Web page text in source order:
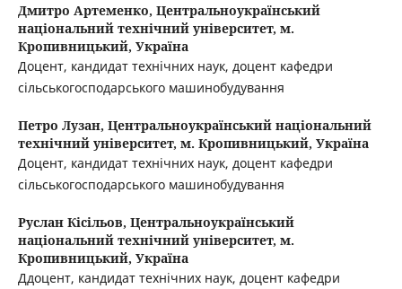
Дмитро Артеменко, Центральноукраїнський
національний технічний університет, м.
Кропивницький, Україна
Доцент, кандидат технічних наук, доцент кафедри
сільськогосподарського машинобудування
Петро Лузан, Центральноукраїнський національний
технічний університет, м. Кропивницький, Україна
Доцент, кандидат технічних наук, доцент кафедри
сільськогосподарського машинобудування
Руслан Кісільов, Центральноукраїнський
національний технічний університет, м.
Кропивницький, Україна
Ддоцент, кандидат технічних наук, доцент кафедри